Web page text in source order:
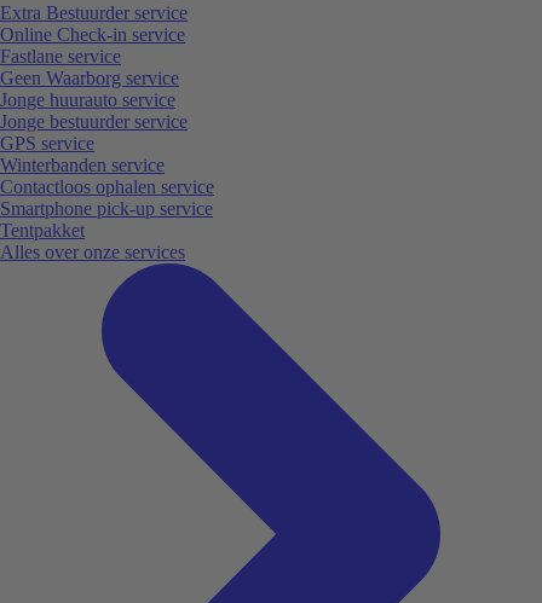
Extra Bestuurder service
Online Check-in service
Fastlane service
Geen Waarborg service
Jonge huurauto service
Jonge bestuurder service
GPS service
Winterbanden service
Contactloos ophalen service
Smartphone pick-up service
Tentpakket
Alles over onze services